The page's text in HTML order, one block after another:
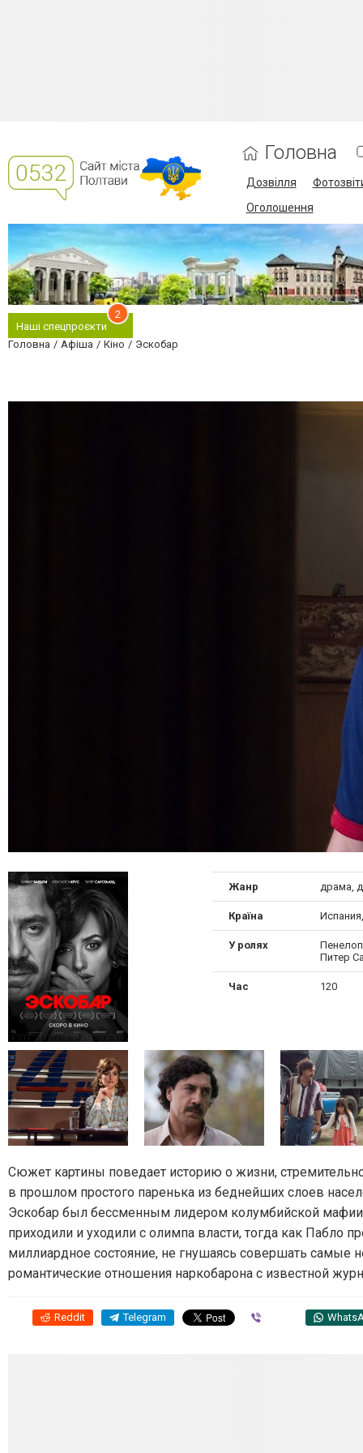
Головна
Дозвілля
Оголошення
Наші спецпроєкти
2
Головна Афіша Кіно Эскобар
Жанр драма,
Країна
У ролях
Питер
Час 120
Сюжет картины поведает историю о жизни,
в прошлом простого паренька из беднейших слоев
Эскобар был бессменным лидером колумбийской
приходили и уходили с олимпа власти, тогда как Пабло
миллиардное состояние, не гнушаясь совершать самые
романтические отношения наркобарона с известной
Reddit Telegram